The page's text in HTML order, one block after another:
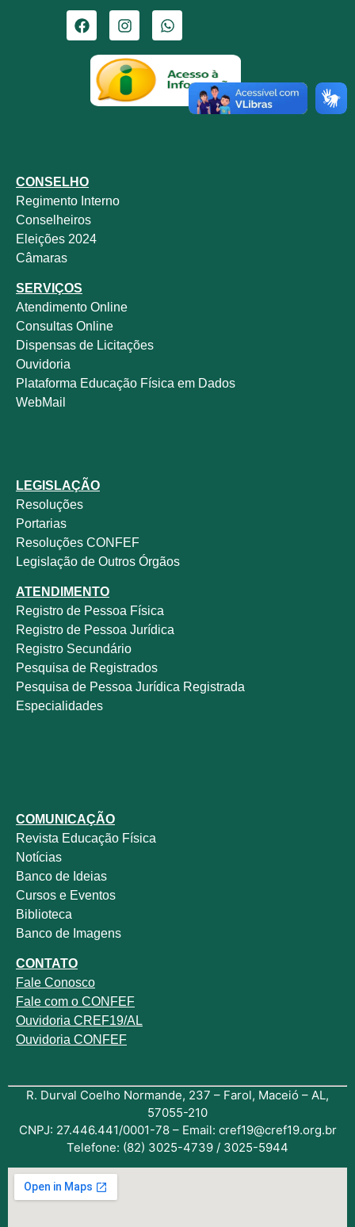
CONSELHO
Regimento Interno
Conselheiros
Eleições 2024
Câmaras
SERVIÇOS
Atendimento Online
Consultas Online
Dispensas de Licitações
Ouvidoria
Plataforma Educação Física em Dados
WebMail
LEGISLAÇÃO
Resoluções
Portarias
Resoluções CONFEF
Legislação de Outros Órgãos
ATENDIMENTO
Registro de Pessoa Física
Registro de Pessoa Jurídica
Registro Secundário
Pesquisa de Registrados
Pesquisa de Pessoa Jurídica Registrada
Especialidades
COMUNICAÇÃO
Revista Educação Física
Notícias
Banco de Ideias
Cursos e Eventos
Biblioteca
Banco de Imagens
CONTATO
Fale Conosco
Fale com o CONFEF
Ouvidoria CREF19/AL
Ouvidoria CONFEF
R. Durval Coelho Normande, 237 – Farol, Maceió – AL,
57055-210
CNPJ: 27.446.441/0001-78 – Email: cref19@cref19.org.br
Telefone: (82) 3025-4739 / 3025-5944